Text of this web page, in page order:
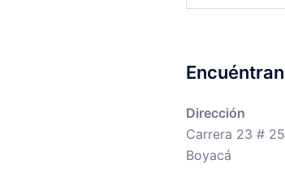
Dirección
Carrera 23 #
Boyacá